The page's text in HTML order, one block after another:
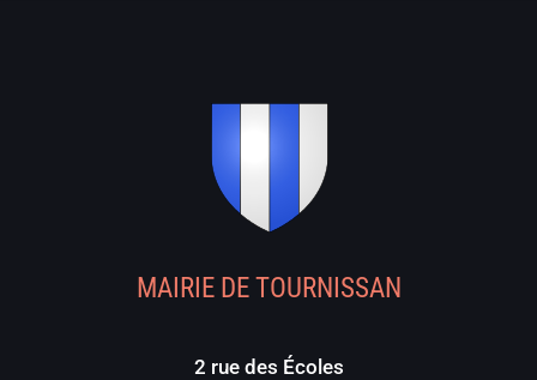
MAIRIE DE TOURNISSAN
2 rue des Écoles